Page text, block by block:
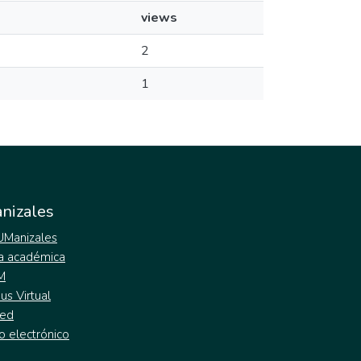
views
2
1
académica
Virtual
electrónico